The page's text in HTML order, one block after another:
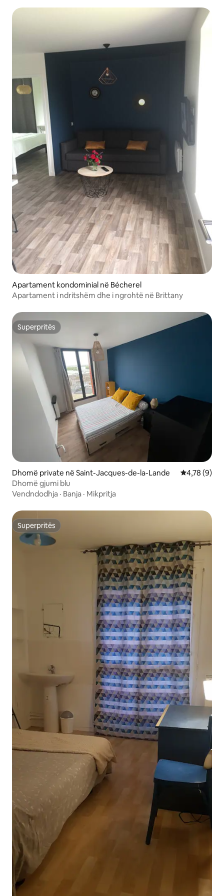
Apartament kondominial në Bécherel
Apartament i ndritshëm dhe i ngrohtë në Brittany
Superpritës
Superpritës
Dhomë private në Saint-Jacques-de-la-Lande Vlerësimi
4,78 (9)
Dhomë gjumi blu
Vendndodhja · Banja · Mikpritja
Superpritës
Superpritës